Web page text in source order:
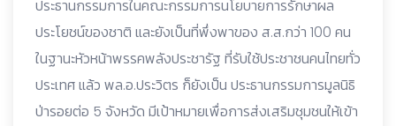
ประธานกรรมการในคณะกรรมการนโยบายการรักษาผล
ประโยชน์ของชาติ และยังเป็นที่พึ่งพาของ ส.ส.กว่า 100 คน
ในฐานะหัวหน้าพรรคพลังประชารัฐ ที่รับใช้ประชาชนคนไทยทั่ว
ประเทศ แล้ว พล.อ.ประวิตร ก็ยังเป็น ประธานกรรมการมูลนิธิ
ป่ารอยต่อ 5 จังหวัด มีเป้าหมายเพื่อการส่งเสริมชุมชนให้เข้า